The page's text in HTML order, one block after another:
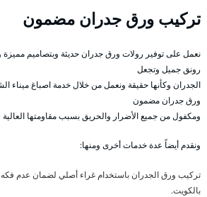
تركيب ورق جدران مضمون
رونق جميل وتجعل
الجدران وكأنها حقيقة ونعمل من خلال خدمة اصباغ ميناء
ورق جدران مضمون
ومكفول من جميع الأضرار والحريق بسبب مقاومتها العالية
ونقدم أيضاً عدة خدمات أخرى ومنها:
تركيب ورق الجدران باستخدام غراء أصلي لضمان عدم
بالكويت.